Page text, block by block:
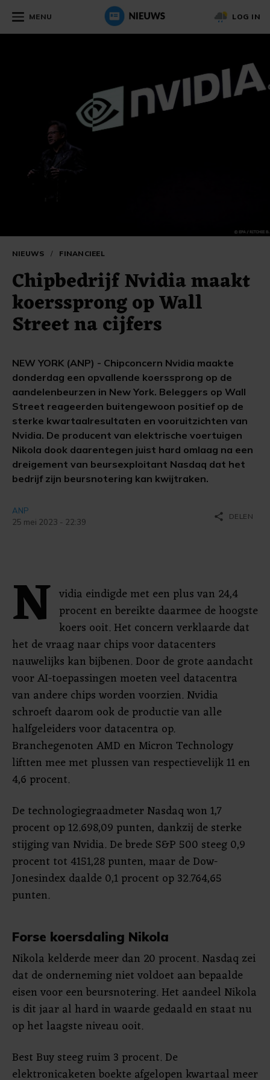
MENU LOG IN
NIEUWS / FINANCIEEL
Chipbedrijf Nvidia maakt
koerssprong op Wall
Street na cijfers
NEW YORK (ANP) - Chipconcern Nvidia maakte
donderdag een opvallende koerssprong op de
aandelenbeurzen in New York. Beleggers op Wall
Street reageerden buitengewoon positief op de
sterke kwartaalresultaten en vooruitzichten van
Nvidia. De producent van elektrische voertuigen
Nikola dook daarentegen juist hard omlaag na een
dreigement van beursexploitant Nasdaq dat het
bedrijf zijn beursnotering kan kwijtraken.
ANP
25 mei 2023 - 22:39
share DELEN
N vidia eindigde met een plus van 24,4
procent en bereikte daarmee de hoogste
koers ooit. Het concern verklaarde dat
het de vraag naar chips voor datacenters
nauwelijks kan bijbenen. Door de grote aandacht
voor AI-toepassingen moeten veel datacentra
van andere chips worden voorzien. Nvidia
schroeft daarom ook de productie van alle
halfgeleiders voor datacentra op.
Branchegenoten AMD en Micron Technology
liftten mee met plussen van respectievelijk 11 en
4,6 procent.
De technologiegraadmeter Nasdaq won 1,7
procent op 12.698,09 punten, dankzij de sterke
stijging van Nvidia. De brede S&P 500 steeg 0,9
procent tot 4151,28 punten, maar de Dow-
Jonesindex daalde 0,1 procent op 32.764,65
punten.
Forse koersdaling Nikola
Nikola kelderde meer dan 20 procent. Nasdaq zei
dat de onderneming niet voldoet aan bepaalde
eisen voor een beursnotering. Het aandeel Nikola
is dit jaar al hard in waarde gedaald en staat nu
op het laagste niveau ooit.
Best Buy steeg ruim 3 procent. De
elektronicaketen boekte afgelopen kwartaal meer